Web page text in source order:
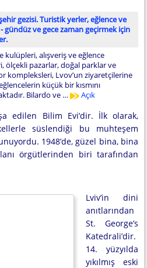
gezisi. Turistik yerler, eğlence ve
gündüz ve gece zaman geçirmek için
kulüpleri, alışveriş ve eğlence
ölçekli pazarlar, doğal parklar ve
kompleksleri, Lvov’un ziyaretçilerine
küçük bir kısmını
Bilardo ve …
Açık
edilen Bilim Evi’dir. İlk olarak,
süslendiği bu muhteşem
1948’de, güzel bina, bina
örgütlerinden biri tarafından
Lviv’in dini
anıtlarından
St. George’s
Katedrali’dir.
14. yüzyılda
yıkılmış eski